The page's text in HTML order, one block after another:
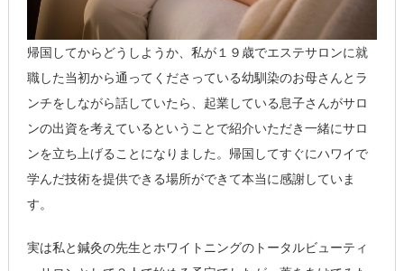
帰国してからどうしようか、私が１９歳でエステサロンに就
職した当初から通ってくださっている幼馴染のお母さんとラ
ンチをしながら話していたら、起業している息子さんがサロ
ンの出資を考えているということで紹介いただき一緒にサロ
ンを立ち上げることになりました。帰国してすぐにハワイで
学んだ技術を提供できる場所ができて本当に感謝していま
す。
実は私と鍼灸の先生とホワイトニングのトータルビューティ